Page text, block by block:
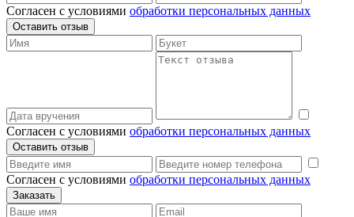
Согласен с условиями обработки персональных данных
Согласен с условиями обработки персональных данных
Согласен с условиями обработки персональных данных